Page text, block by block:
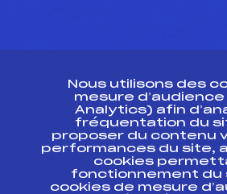
Ressources
Pass’Neige
Projet sportif fédéral
Projet de performance
Nous utilisons des
mesure d’audience
Analytics) afin
fréquentation du
proposer du contenu
performances du site,
cookies
fonctionnement du
cookies de mesure